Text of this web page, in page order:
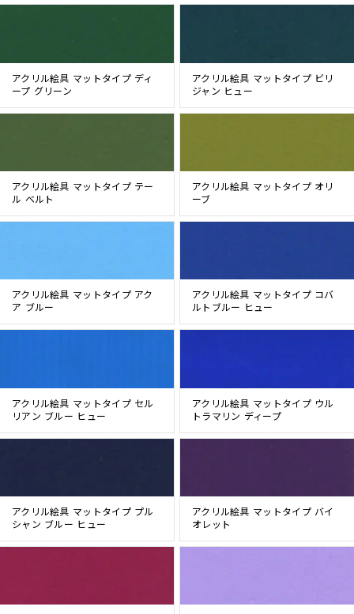
アクリル絵具 マットタイプ ディ
ープ グリーン
アクリル絵具 マットタイプ ビリ
ジャン ヒュー
アクリル絵具 マットタイプ テー
ル ベルト
アクリル絵具 マットタイプ オリ
ーブ
アクリル絵具 マットタイプ アク
ア ブルー
アクリル絵具 マットタイプ コバ
ルトブルー ヒュー
アクリル絵具 マットタイプ セル
リアン ブルー ヒュー
アクリル絵具 マットタイプ ウル
トラマリン ディープ
アクリル絵具 マットタイプ プル
シャン ブルー ヒュー
アクリル絵具 マットタイプ バイ
オレット